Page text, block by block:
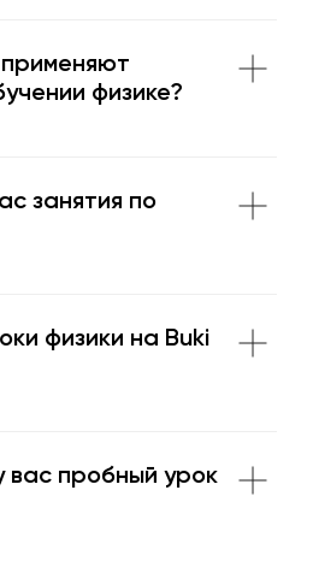
физике?
занятия по
физики на Buki
вас пробный урок